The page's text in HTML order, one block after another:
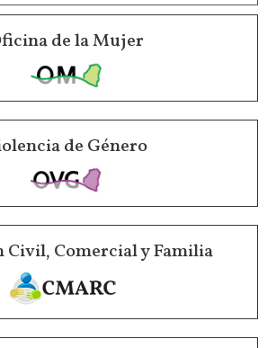
de la Mujer
de Género
Civil, Comercial y Familia